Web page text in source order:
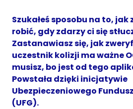
Szukałeś sposobu na to,
robić, gdy zdarzy ci się
Zastanawiasz się, jak
uczestnik kolizji ma ważne
musisz, bo jest od tego
Powstała dzięki inicjatywie
Ubezpieczeniowego
(UFG).